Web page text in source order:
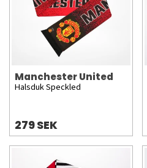
Manchester United
Halsduk Speckled
279 SEK